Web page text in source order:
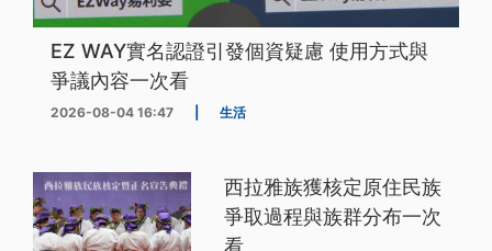
EZ WAY實名認證引發個資疑慮 使用方式與
爭議內容一次看
2026-08-04 16:47 生活
西拉雅族獲核定原住民族
爭取過程與族群分布一次
看